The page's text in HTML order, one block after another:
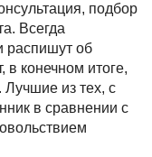
подбор
Всегда
распишут об
в конечном итоге,
Лучшие из тех, с
в сравнении с